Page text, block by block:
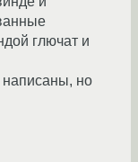
глючат и
написаны, но